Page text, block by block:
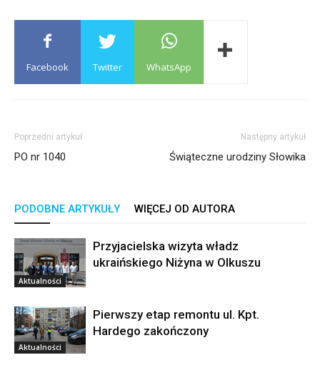
Facebook Twitter WhatsApp
Poprzedni artykuł
PO nr 1040
Następny artykuł
Świąteczne urodziny Słowika
PODOBNE ARTYKUŁY WIĘCEJ OD AUTORA
Aktualności
Przyjacielska wizyta władz
ukraińskiego Niżyna w Olkuszu
Aktualności
Pierwszy etap remontu ul. Kpt.
Hardego zakończony